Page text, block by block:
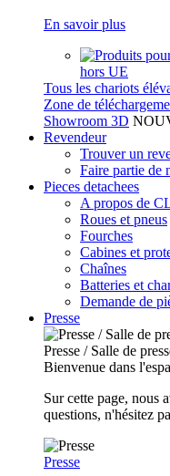
En savoir plus
hors UE
Tous les chariots
Zone de
Showroom 3D
Revendeur
Trouver un
Faire partie de
Pieces detachees
A propos de
Roues et pneus
Fourches
Cabines et
Chaînes
Batteries et
Demande de
Presse
Presse / Salle de
Bienvenue dans
Sur cette page, nous
questions, n'hésitez
Presse